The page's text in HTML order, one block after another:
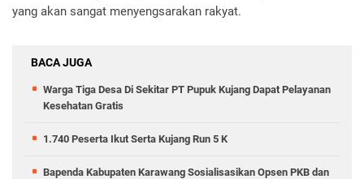
yang akan sangat menyengsarakan rakyat.
BACA JUGA
Warga Tiga Desa Di Sekitar PT Pupuk Kujang Dapat Pelayanan
Kesehatan Gratis
1.740 Peserta Ikut Serta Kujang Run 5 K
Bapenda Kabupaten Karawang Sosialisasikan Opsen PKB dan